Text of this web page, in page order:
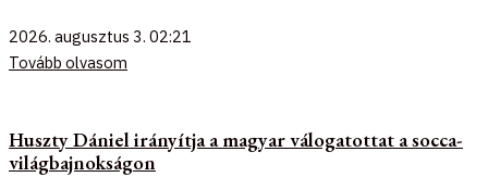
2026. augusztus 3. 02:21
Tovább olvasom
Huszty Dániel irányítja a magyar válogatottat a socca-
világbajnokságon